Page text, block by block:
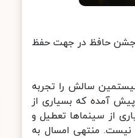
جشن حافظ در جهت حفظ
سالش را تجربه
که اتفاقات مختلفی در کشور از جمله شیوع بیماری کووید ۱۹ پیش آمده که بسیاری از
از سینماها تعطیل و
منتهی امسال به